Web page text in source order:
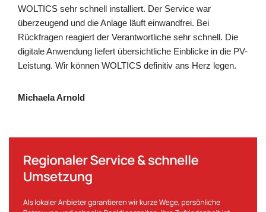
WOLTICS sehr schnell installiert. Der Service war
überzeugend und die Anlage läuft einwandfrei. Bei
Rückfragen reagiert der Verantwortliche sehr schnell. Die
digitale Anwendung liefert übersichtliche Einblicke in die PV-
Leistung. Wir können WOLTICS definitiv ans Herz legen.
Michaela Arnold